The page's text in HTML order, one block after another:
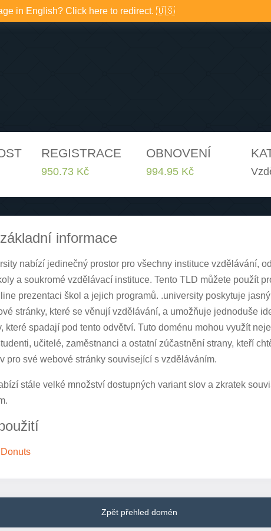
in English? Click here to redirect. 🇺🇸
REGISTRACE
950.73 Kč
OBNOVENÍ
994.95 Kč
informace
nabízí jedinečný prostor pro všechny instituce vzdělávání,
a soukromé vzdělávací instituce. Tento TLD můžete použít
prezentaci škol a jejich programů. .university poskytuje
stránky, které se věnují vzdělávání, a umožňuje jednoduše
které spadají pod tento odvětví. Tuto doménu mohou využít
učitelé, zaměstnanci a ostatní zúčastnění strany, kteří
pro své webové stránky související s vzděláváním.
stále velké množství dostupných variant slov a zkratek
Donuts
Zpět přehled domén